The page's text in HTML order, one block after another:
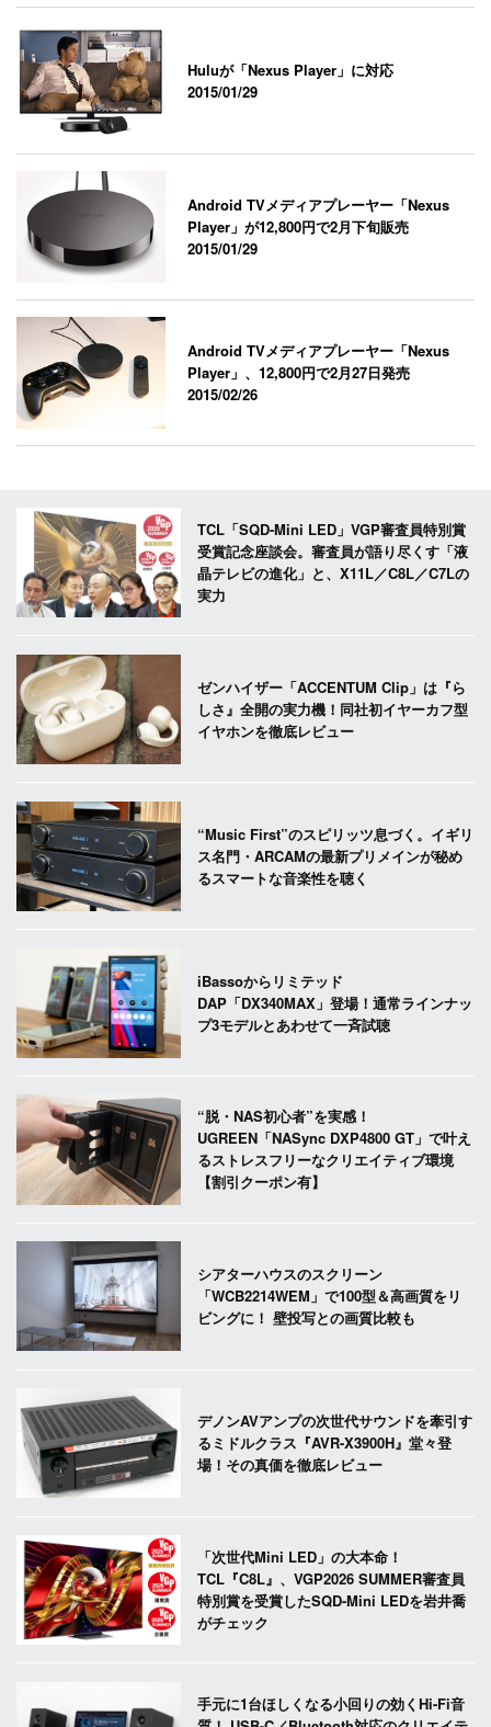
Huluが「Nexus Player」に対応
2015/01/29
Android TVメディアプレーヤー「Nexus
Player」が12,800円で2月下旬販売
2015/01/29
Android TVメディアプレーヤー「Nexus
Player」、12,800円で2月27日発売
2015/02/26
TCL「SQD-Mini LED」VGP審査員特別賞
受賞記念座談会。審査員が語り尽くす「液
晶テレビの進化」と、X11L／C8L／C7Lの
実力
ゼンハイザー「ACCENTUM Clip」は『ら
しさ』全開の実力機！同社初イヤーカフ型
イヤホンを徹底レビュー
“Music First”のスピリッツ息づく。イギリ
ス名門・ARCAMの最新プリメインが秘め
るスマートな音楽性を聴く
iBassoからリミテッド
DAP「DX340MAX」登場！通常ラインナッ
プ3モデルとあわせて一斉試聴
“脱・NAS初心者”を実感！
UGREEN「NASync DXP4800 GT」で叶え
るストレスフリーなクリエイティブ環境
【割引クーポン有】
シアターハウスのスクリーン
「WCB2214WEM」で100型＆高画質をリ
ビングに！ 壁投写との画質比較も
デノンAVアンプの次世代サウンドを牽引す
るミドルクラス『AVR-X3900H』堂々登
場！その真価を徹底レビュー
「次世代Mini LED」の大本命！
TCL『C8L』、VGP2026 SUMMER審査員
特別賞を受賞したSQD-Mini LEDを岩井喬
がチェック
手元に1台ほしくなる小回りの効くHi-Fi音